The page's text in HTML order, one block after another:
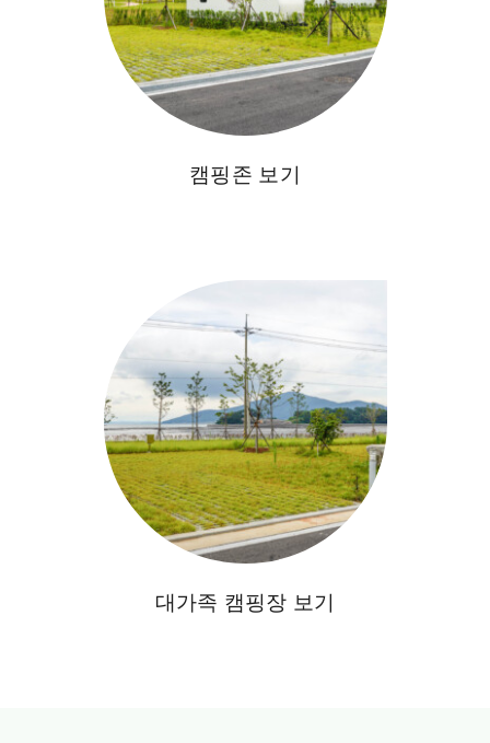
캠핑존 보기
대가족 캠핑장 보기